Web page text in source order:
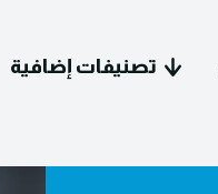
تصنيفات إضافية